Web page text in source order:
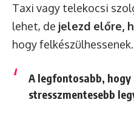
Taxi vagy telekocsi
lehet, de jelezd előre,
hogy felkészülhessenek.
A legfontosabb,
stresszmentesebb